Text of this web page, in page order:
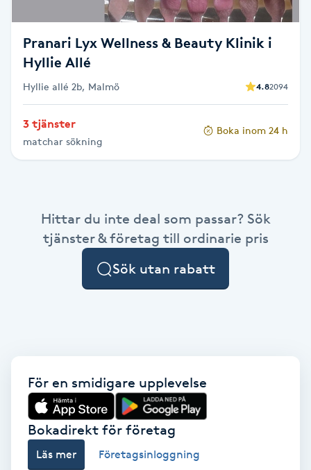
Plastikkirurgi
Powder brows
PRP (Platelet Rich Plasma)
Psoriasis
Reflexologi
Regndroppsmassage
Pranari Lyx Wellness & Beauty Klinik i
Hyllie Allé
Hyllie allé 2b, Malmö 4.82094
3 tjänster
matchar sökning
Boka inom 24 h
Hittar du inte deal som passar? Sök
tjänster & företag till ordinarie pris
Sök utan rabatt
För en smidigare upplevelse
Bokadirekt för företag
Läs mer Företagsinloggning